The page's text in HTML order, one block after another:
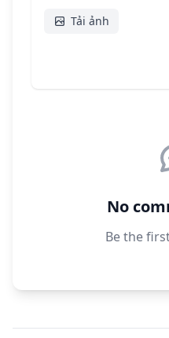
Tải ảnh
No
Be the